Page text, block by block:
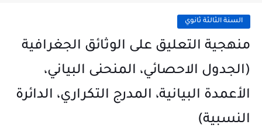
السنة الثالثة ثانوي
منهجية التعليق على الوثائق الجغرافية
(الجدول الاحصائي، المنحنى البياني،
الأعمدة البيانية، المدرج التكراري، الدائرة
النسبية)